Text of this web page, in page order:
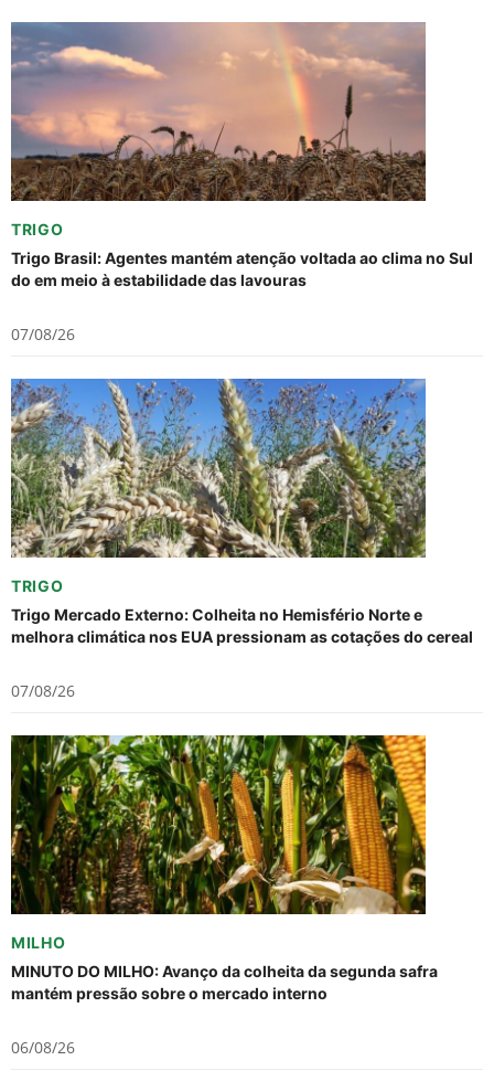
TRIGO
Trigo Brasil: Agentes mantém atenção voltada ao clima no Sul
do em meio à estabilidade das lavouras
07/08/26
TRIGO
Trigo Mercado Externo: Colheita no Hemisfério Norte e
melhora climática nos EUA pressionam as cotações do cereal
07/08/26
MILHO
MINUTO DO MILHO: Avanço da colheita da segunda safra
mantém pressão sobre o mercado interno
06/08/26